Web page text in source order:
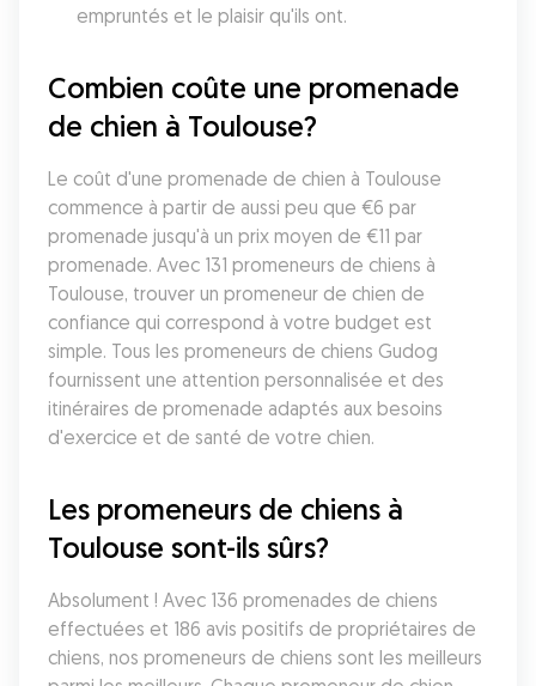
empruntés et le plaisir qu'ils ont.
Combien coûte une promenade
de chien à Toulouse?
Le coût d'une promenade de chien à Toulouse
commence à partir de aussi peu que €6 par
promenade jusqu'à un prix moyen de €11 par
promenade. Avec 131 promeneurs de chiens à
Toulouse, trouver un promeneur de chien de
confiance qui correspond à votre budget est
simple. Tous les promeneurs de chiens Gudog
fournissent une attention personnalisée et des
itinéraires de promenade adaptés aux besoins
d'exercice et de santé de votre chien.
Les promeneurs de chiens à
Toulouse sont-ils sûrs?
Absolument ! Avec 136 promenades de chiens
effectuées et 186 avis positifs de propriétaires de
chiens, nos promeneurs de chiens sont les meilleurs